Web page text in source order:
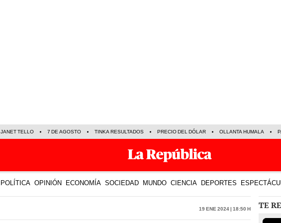
JANET TELLO 7 DE AGOSTO TINKA RESULTADOS PRECIO DEL DÓLAR OLLANTA HUMALA
POLÍTICA OPINIÓN ECONOMÍA SOCIEDAD MUNDO CIENCIA DEPORTES
19 Ene 2024 | 18:50 h TE